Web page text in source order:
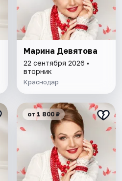
Марина Девятова
22 сентября 2026 •
вторник
Краснодар
от 1 800 ₽